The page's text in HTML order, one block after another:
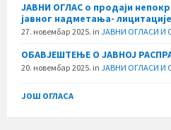
ЈАВНИ ОГЛАС о продаји
јавног надметања- лицитације
27. новембар 2025. in ЈАВНИ ОГЛАСИ И
ОБАВЈЕШТЕЊЕ О ЈАВНОЈ
20. новембар 2025. in ЈАВНИ ОГЛАСИ И
ЈОШ ОГЛАСА